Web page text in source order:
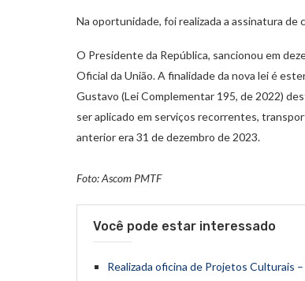
Na oportunidade, foi realizada a assinatura
O Presidente da República, sancionou em
Oficial da União. A finalidade da nova lei é
Gustavo (Lei Complementar 195, de 2022)
ser aplicado em serviços recorrentes,
anterior era 31 de dezembro de 2023.
Foto: Ascom PMTF
Você pode estar interessado
Realizada oficina de Projetos Culturais